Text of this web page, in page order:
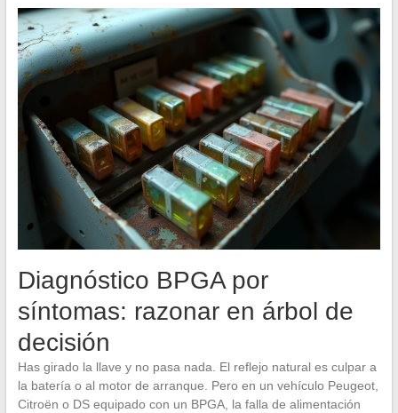
Diagnóstico BPGA por
síntomas: razonar en árbol de
decisión
Has girado la llave y no pasa nada. El reflejo natural es culpar a
la batería o al motor de arranque. Pero en un vehículo Peugeot,
Citroën o DS equipado con un BPGA, la falla de alimentación